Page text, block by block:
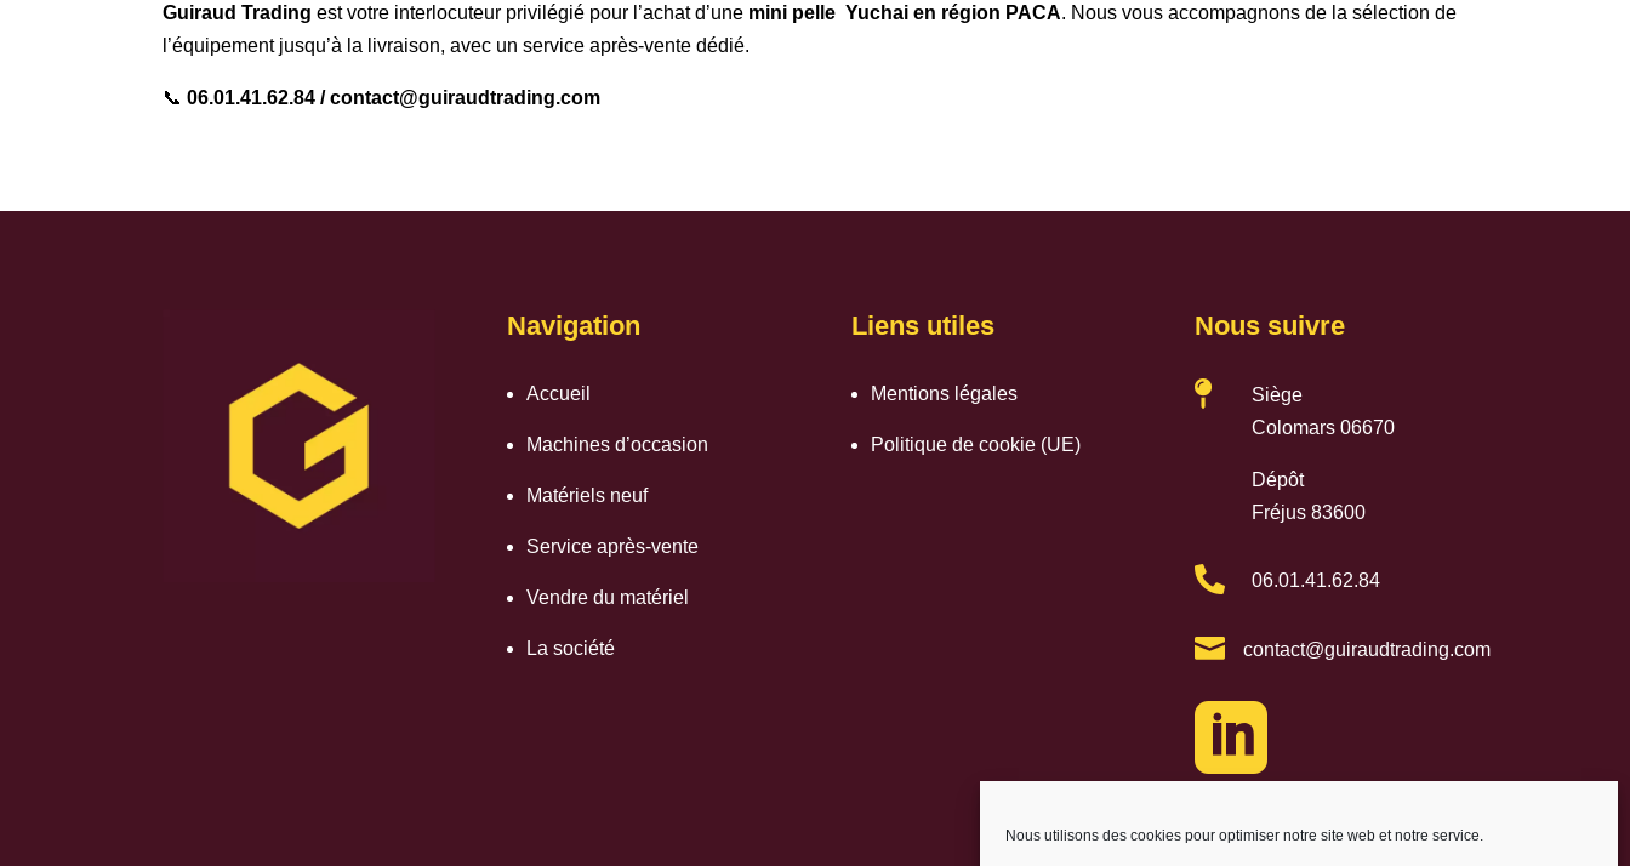
Nous utilisons des cookies pour optimiser notre site web et notre service.
Guiraud Trading est votre interlocuteur privilégié pour l’achat d’une mini pelle Yuchai en région PACA. Nous vous accompagnons de la sélection de
l’équipement jusqu’à la livraison, avec un service après-vente dédié.
📞06.01.41.62.84 / contact@guiraudtrading.com
Navigation
Accueil
Machines d’occasion
Matériels neuf
Service après-vente
Vendre du matériel
La société
Liens utiles
Mentions légales
Politique de cookie (UE)
Nous suivre

Siège
Colomars 06670
Dépôt
Fréjus 83600
 06.01.41.62.84
 contact@guiraudtrading.com
